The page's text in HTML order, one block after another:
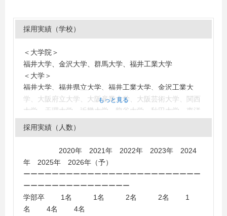
採用実績（学校）
＜大学院＞
福井大学、金沢大学、群馬大学、福井工業大学
＜大学＞
福井大学、福井県立大学、福井工業大学、金沢工業大
学、大阪府立大学、大阪産業大学、大阪芸術大学、関西
大学、天理大学、近畿大学、龍谷大学、秋田大学、東洋
大学、滋賀県立大学
＜短大・高専・専門学校＞
もっと見る
採用実績（人数）
2020年 2021年 2022年 2023年 2024
年 2025年 2026年（予）
ーーーーーーーーーーーーーーーーーーーーーーーーー
ーーーーーーーーーーーーーーー
学部卒 1名 1名 2名 2名 1
名 4名 4名